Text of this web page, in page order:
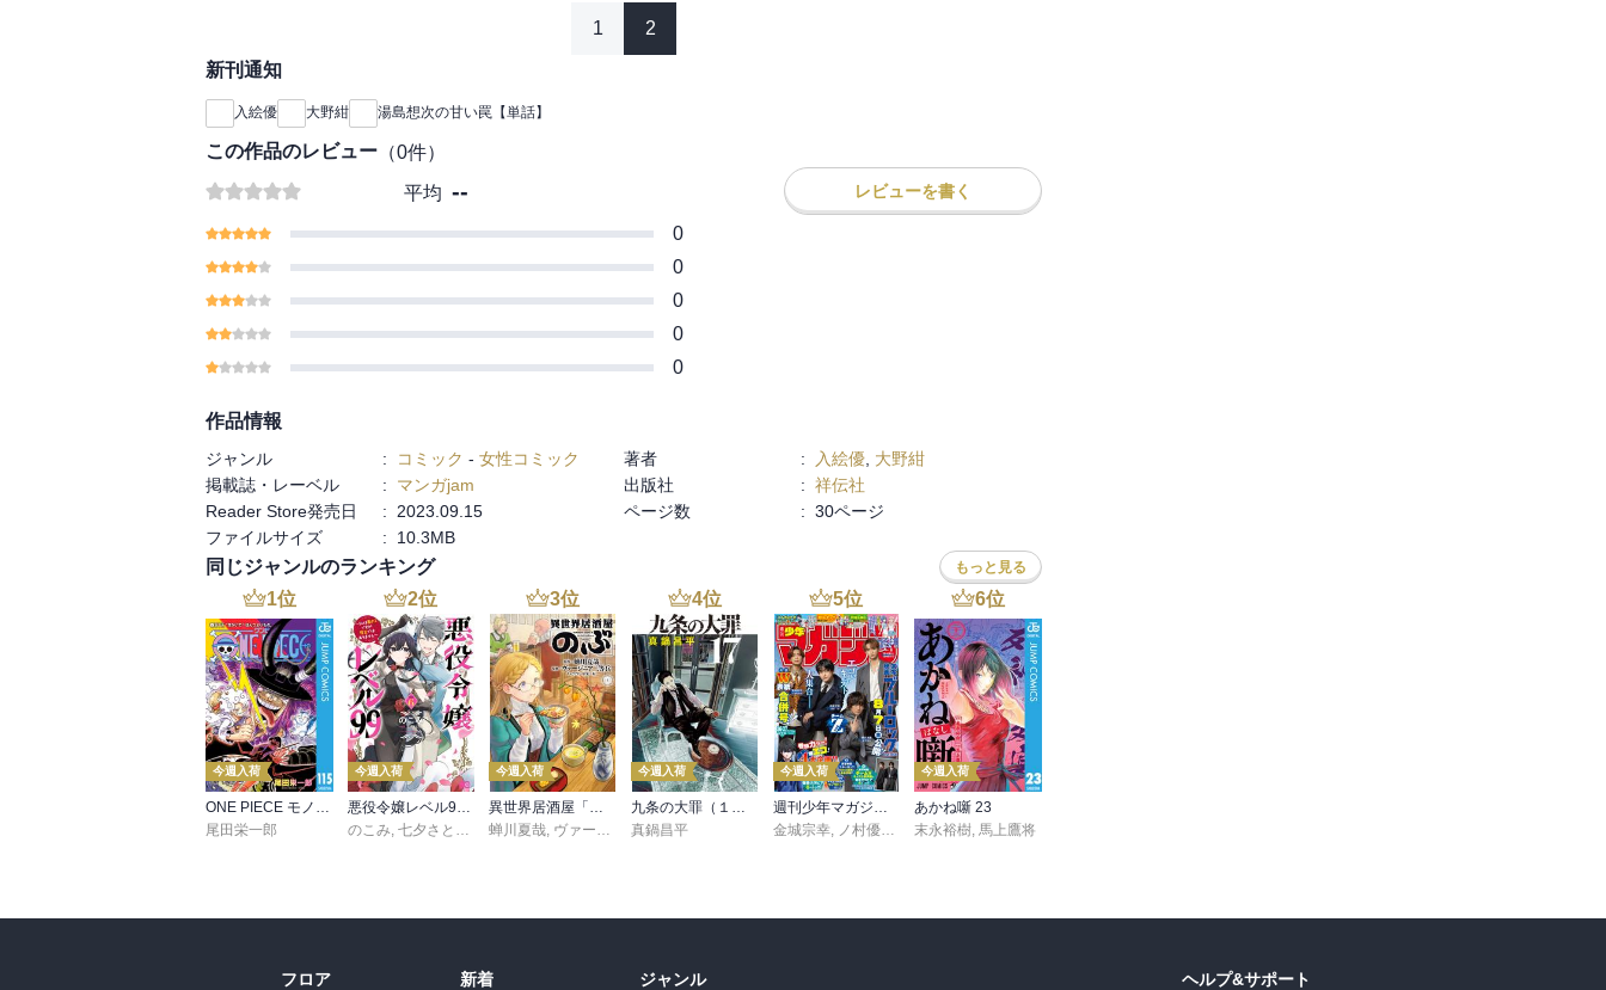
1 2
新刊通知
入絵優 大野紺 湯島想次の甘い罠【単話】
この作品のレビュー （0件）
平均 -- レビューを書く
0
0
0
0
0
作品情報
ジャンル : コミック - 女性コミック 著者 : 入絵優 大野紺
掲載誌・レーベル
: マンガjam 出版社 : 祥伝社
Reader Store発売日
: 2023.09.15 ページ数 : 30ページ
ファイルサイズ
: 10.3MB
同じジャンルのランキング もっと見る
1位
今週入荷
ONE PIECE モノクロ版 115
尾田栄一郎
2位
今週入荷
悪役令嬢レベル99 ～私は裏ボスですが魔王ではありません～ その６
のこみ, 七夕さとり Tea
3位
今週入荷
異世界居酒屋「のぶ」(22)
蝉川夏哉, ヴァージニア二等兵 ,
4位
今週入荷
九条の大罪（１７）
真鍋昌平
5位
今週入荷
週刊少年マガジン 2026年36・37号[2026年8月5日発売]
金城宗幸, ノ村優介 真島ヒロ,宮島礼吏,新川直司
6位
今週入荷
あかね噺 23
末永裕樹,馬上鷹将
フロア
新着
ジャンル
ヘルプ&サポート